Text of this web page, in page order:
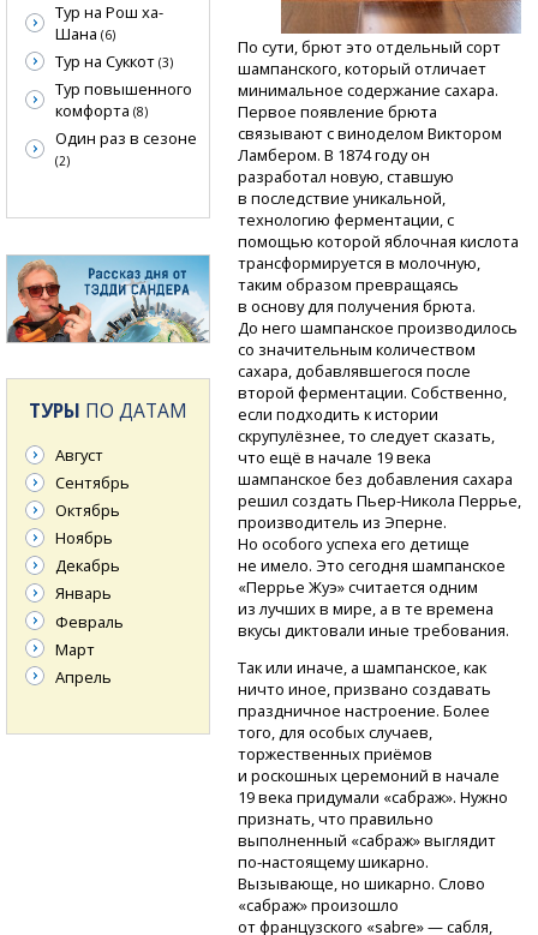
По сути, брют это отдельный сорт
шампанского, который отличает
минимальное содержание сахара.
Первое появление брюта
связывают с виноделом Виктором
Ламбером. В 1874 году он
разработал новую, ставшую
в последствие уникальной,
технологию ферментации, с
помощью которой яблочная кислота
трансформируется в молочную,
таким образом превращаясь
в основу для получения брюта.
До него шампанское производилось
со значительным количеством
сахара, добавлявшегося после
второй ферментации. Собственно,
если подходить к истории
скрупулёзнее, то следует сказать,
что ещё в начале 19 века
шампанское без добавления сахара
решил создатьПьер-Никола Перрье,
производитель из Эперне.
Но особого успеха его детище
не имело. Это сегодня шампанское
«Перрье Жуэ» считается одним
из лучших в мире, а в те времена
вкусы диктовали иные требования.
Так или иначе, а шампанское, как
ничто иное, призвано создавать
праздничное настроение. Более
того, для особых случаев,
торжественных приёмов
и роскошных церемоний в начале
19 века придумали «сабраж». Нужно
признать, что правильно
выполненный «сабраж» выглядит
по-настоящемушикарно.
Вызывающе, но шикарно. Слово
«сабраж» произошло
от французского «sabre» — сабля,
Тур на Рош ха-
Шана (6)
Тур на Суккот (3)
Тур повышенного
комфорта (8)
Один раз в сезоне
(2)
ТУРЫ ПО ДАТАМ
Август
Сентябрь
Октябрь
Ноябрь
Декабрь
Январь
Февраль
Март
Апрель